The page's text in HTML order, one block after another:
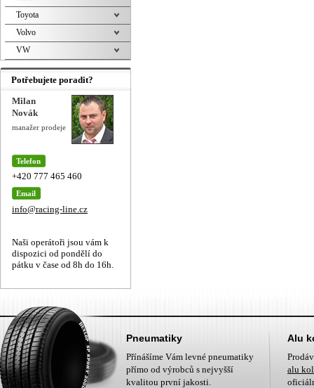
Toyota
Volvo
VW
Potřebujete poradit?
Milan
Novák
manažer prodeje
Telefon
+420 777 465 460
Email
info@racing-line.cz
Naši operátoři jsou vám k
dispozici od pondělí do
pátku v čase od 8h do 16h.
Pneumatiky
Přínášíme Vám levné pneumatiky
přímo od výrobců s nejvyšší
kvalitou první jakosti.
Alu
alu